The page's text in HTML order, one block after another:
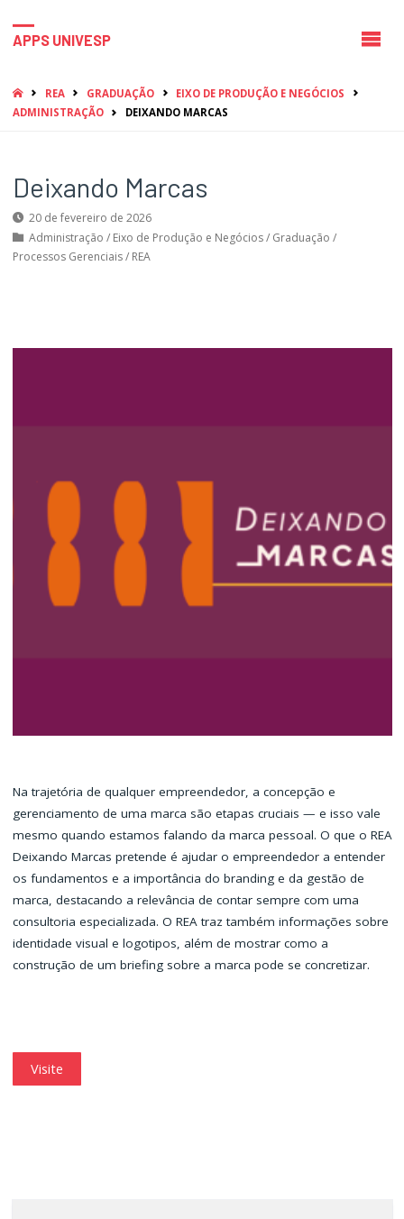
APPS UNIVESP
HOMEREA GRADUAÇÃO
EIXO DE PRODUÇÃO E NEGÓCIOS
ADMINISTRAÇÃO
DEIXANDO MARCAS
Deixando Marcas
20 de fevereiro de 2026
Administração / Eixo de Produção e Negócios/ Graduação /
Processos Gerenciais/ REA
Na trajetória de qualquer empreendedor, a concepção e
gerenciamento de uma marca são etapas cruciais — e isso vale
mesmo quando estamos falando da marca pessoal. O que o REA
Deixando Marcas pretende é ajudar o empreendedor a entender
os fundamentos e a importância do branding e da gestão de
marca, destacando a relevância de contar sempre com uma
consultoria especializada. O REA traz também informações sobre
identidade visual e logotipos, além de mostrar como a
construção de um briefing sobre a marca pode se concretizar.
Visite